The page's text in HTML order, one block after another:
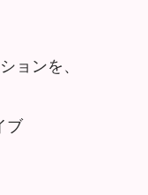
ョンを、
ブ